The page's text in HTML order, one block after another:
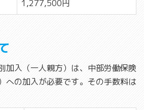
1,277,500円
加入（一人親方）は、中部労働保険
への加入が必要です。その手数料は